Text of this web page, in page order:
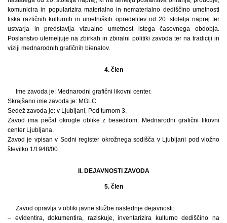
komunicira in popularizira materialno in nematerialno dediščino umetnosti
tiska različnih kulturnih in umetniških opredelitev od 20. stoletja naprej ter
ustvarja in predstavlja vizualno umetnost istega časovnega obdobja.
Poslanstvo utemeljuje na zbirkah in zbiralni politiki zavoda ter na tradiciji in
viziji mednarodnih grafičnih bienalov.
4. člen
Ime zavoda je: Mednarodni grafični likovni center.
Skrajšano ime zavoda je: MGLC.
Sedež zavoda je: v Ljubljani, Pod turnom 3.
Zavod ima pečat okrogle oblike z besedilom: Mednarodni grafični likovni
center Ljubljana.
Zavod je vpisan v Sodni register okrožnega sodišča v Ljubljani pod vložno
številko 1/1948/00.
II. DEJAVNOSTI ZAVODA
5. člen
Zavod opravlja v obliki javne službe naslednje dejavnosti:
– evidentira, dokumentira, raziskuje, inventarizira kulturno dediščino na